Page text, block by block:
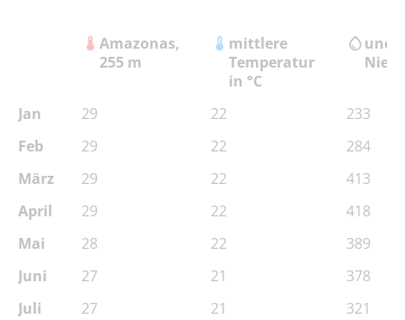
Jan
Feb
März
April
Mai
Juni
Juli
Amazonas,
255 m
29
29
29
29
28
27
27
mittlere
Temperatur
in °C
22
22
22
22
22
21
21
und
233
284
413
418
389
378
321